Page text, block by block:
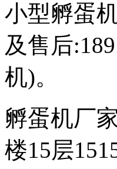
小型孵蛋
及售后
机)。
孵蛋机厂
楼15层